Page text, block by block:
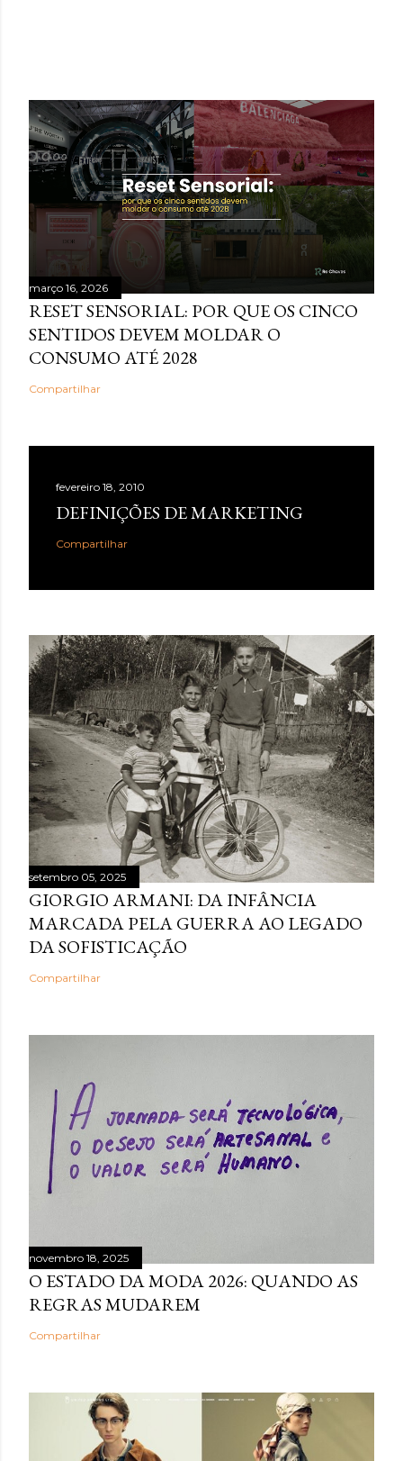
março 16, 2026
RESET SENSORIAL: POR QUE OS CINCO
SENTIDOS DEVEM MOLDAR O
CONSUMO ATÉ 2028
Compartilhar
fevereiro 18, 2010
DEFINIÇÕES DE MARKETING
Compartilhar
setembro 05, 2025
GIORGIO ARMANI: DA INFÂNCIA
MARCADA PELA GUERRA AO LEGADO
DA SOFISTICAÇÃO
Compartilhar
novembro 18, 2025
O ESTADO DA MODA 2026: QUANDO AS
REGRAS MUDAREM
Compartilhar